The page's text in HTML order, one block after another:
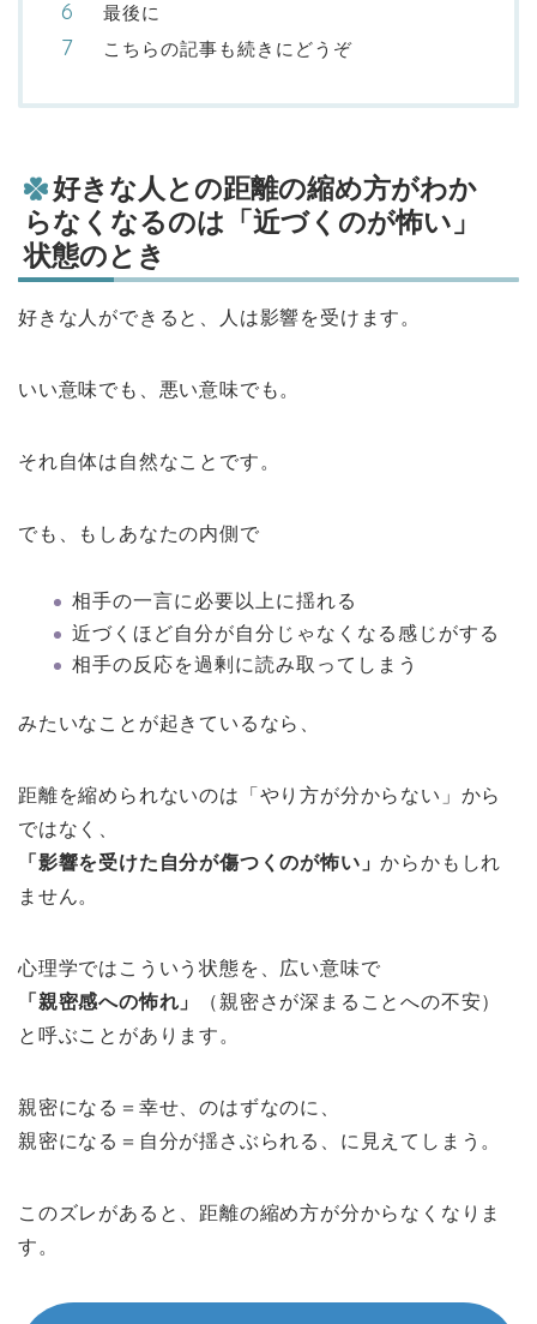
最後に
こちらの記事も続きにどうぞ
好きな人との距離の縮め方がわか
らなくなるのは「近づくのが怖い」
状態のとき
好きな人ができると、人は影響を受けます。
いい意味でも、悪い意味でも。
それ自体は自然なことです。
でも、もしあなたの内側で
相手の一言に必要以上に揺れる
近づくほど自分が自分じゃなくなる感じがする
相手の反応を過剰に読み取ってしまう
みたいなことが起きているなら、
距離を縮められないのは「やり方が分からない」から
ではなく、
「影響を受けた自分が傷つくのが怖い」からかもしれ
ません。
心理学ではこういう状態を、広い意味で
「親密感への怖れ」
（親密さが深まることへの不安）
と呼ぶことがあります。
親密になる＝幸せ、のはずなのに、
親密になる＝自分が揺さぶられる、に見えてしまう。
このズレがあると、距離の縮め方が分からなくなりま
す。